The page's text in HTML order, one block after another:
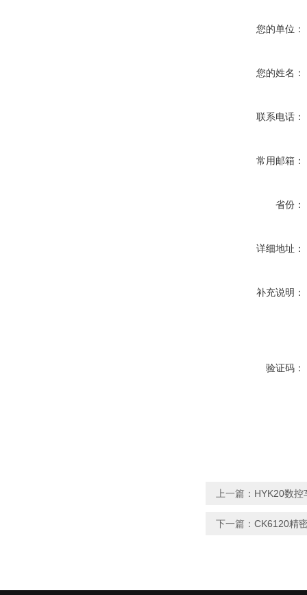
您的单位：
您的姓名：
联系电话：
常用邮箱：
省份：
详细地址：
补充说明：
验证码：
上一篇： HYK20数控
下一篇： CK6120精